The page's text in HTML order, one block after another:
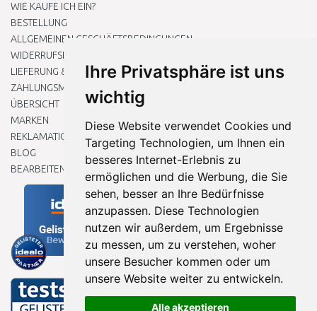
Ihre Privatsphäre ist uns
wichtig
Diese Website verwendet Cookies und
Targeting Technologien, um Ihnen ein
besseres Internet-Erlebnis zu
ermöglichen und die Werbung, die Sie
sehen, besser an Ihre Bedürfnisse
anzupassen. Diese Technologien
nutzen wir außerdem, um Ergebnisse
zu messen, um zu verstehen, woher
unsere Besucher kommen oder um
unsere Website weiter zu entwickeln.
Alle akzeptieren
WIE KAUFE ICH EIN?
BESTELLUNG
ALLGEMEINEN GESCHÄFTSBEDINGUNGEN
WIDERRUFSRECHT
LIEFERUNG & ZAHLUNG
ZAHLUNGSMETHODEN
ÜBERSICHT
MARKEN
REKLAMATIONEN UND RETOUREN
BLOG
BEARBEITEN SIE MEINE COOKIE-EINSTELLUNGEN